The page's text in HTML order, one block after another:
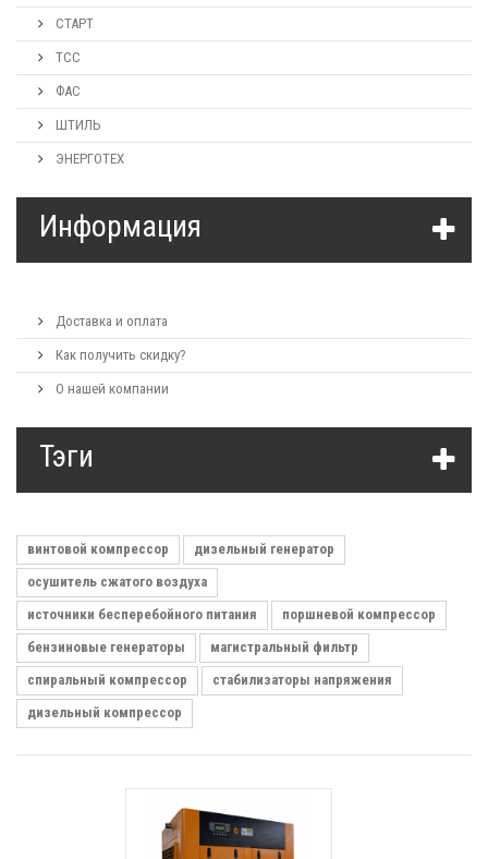
СТАРТ
ТСС
ФАС
ШТИЛЬ
ЭНЕРГОТЕХ
Информация
Доставка и оплата
Как получить скидку?
О нашей компании
Тэги
винтовой компрессор
дизельный генератор
осушитель сжатого воздуха
источники бесперебойного питания
поршневой компрессор
бензиновые генераторы
магистральный фильтр
спиральный компрессор
стабилизаторы напряжения
дизельный компрессор